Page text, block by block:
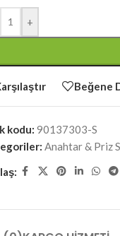
+
Beğene
kodu: 90137303-S
Anahtar & Priz